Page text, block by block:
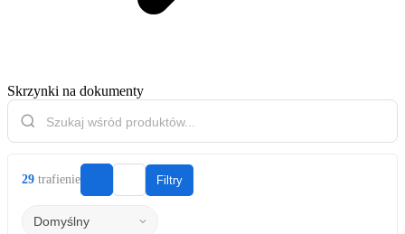
Skrzynki na dokumenty
29 trafienie Filtry